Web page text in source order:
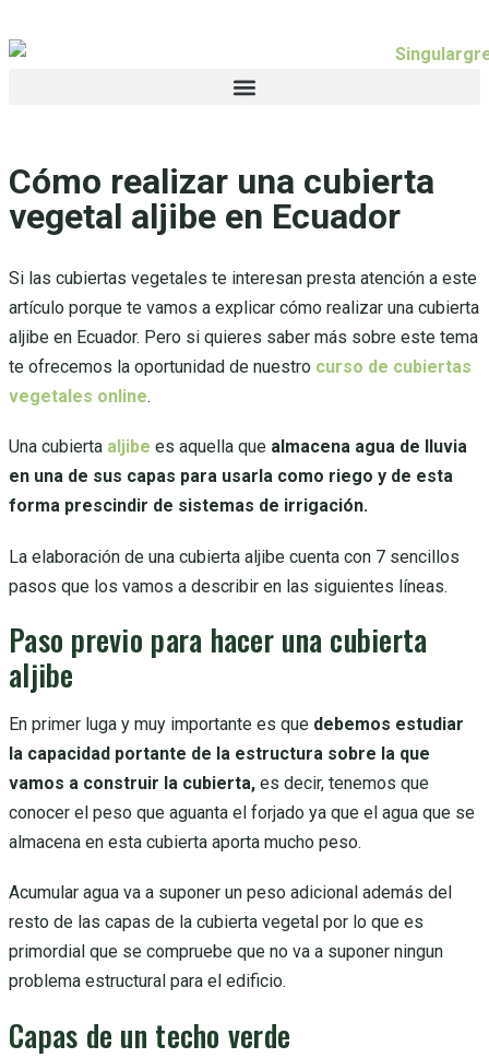
Cómo realizar una cubierta
vegetal aljibe en Ecuador
Si las cubiertas vegetales te interesan presta atención a este
artículo porque te vamos a explicar cómo realizar una cubierta
aljibe en Ecuador. Pero si quieres saber más sobre este tema
te ofrecemos la oportunidad de nuestro curso de cubiertas
vegetales online.
Una cubierta aljibe es aquella que almacena agua de lluvia
en una de sus capas para usarla como riego y de esta
forma prescindir de sistemas de irrigación.
La elaboración de una cubierta aljibe cuenta con 7 sencillos
pasos que los vamos a describir en las siguientes líneas.
Paso previo para hacer una cubierta
aljibe
En primer luga y muy importante es que debemos estudiar
la capacidad portante de la estructura sobre la que
vamos a construir la cubierta, es decir, tenemos que
conocer el peso que aguanta el forjado ya que el agua que se
almacena en esta cubierta aporta mucho peso.
Acumular agua va a suponer un peso adicional además del
resto de las capas de la cubierta vegetal por lo que es
primordial que se compruebe que no va a suponer ningun
problema estructural para el edificio.
Capas de un techo verde